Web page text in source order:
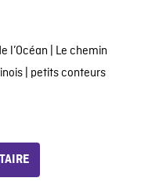
l’Océan | Le chemin
| petits conteurs